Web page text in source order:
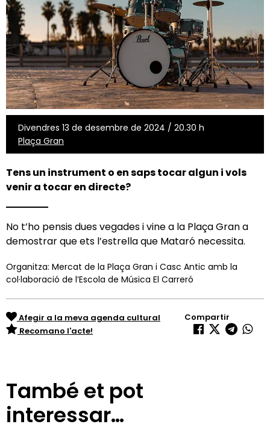
Divendres 13 de desembre de 2024 / 20.30 h
Plaça Gran
Tens un instrument o en saps tocar algun i vols
venir a tocar en directe?
No t’ho pensis dues vegades i vine a la Plaça Gran a
demostrar que ets l’estrella que Mataró necessita.
Organitza: Mercat de la Plaça Gran i Casc Antic amb la
col·laboració de l’Escola de Música El Carreró
Afegir a la meva agenda cultural
Recomano l'acte!
Compartir
També et pot
interessar…